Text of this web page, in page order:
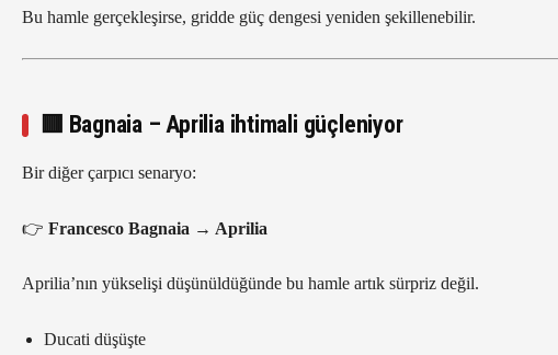
Bu hamle gerçekleşirse, gridde güç dengesi yeniden şekillenebilir.
🟥 Bagnaia – Aprilia ihtimali güçleniyor
Bir diğer çarpıcı senaryo:
👉 Francesco Bagnaia → Aprilia
Aprilia’nın yükselişi düşünüldüğünde bu hamle artık sürpriz değil.
Ducati düşüşte